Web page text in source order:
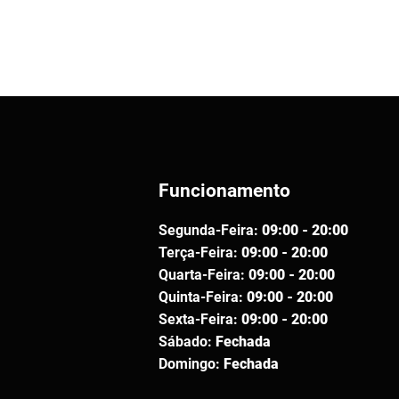
Funcionamento
Segunda-Feira: 09:00 - 20:00
Terça-Feira: 09:00 - 20:00
Quarta-Feira: 09:00 - 20:00
Quinta-Feira: 09:00 - 20:00
Sexta-Feira: 09:00 - 20:00
Sábado: Fechada
Domingo: Fechada